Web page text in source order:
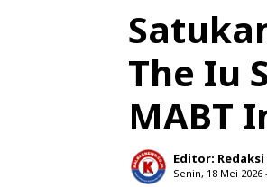
The Iu
MABT
Editor: Redaksi
Senin, 18 Mei 2026